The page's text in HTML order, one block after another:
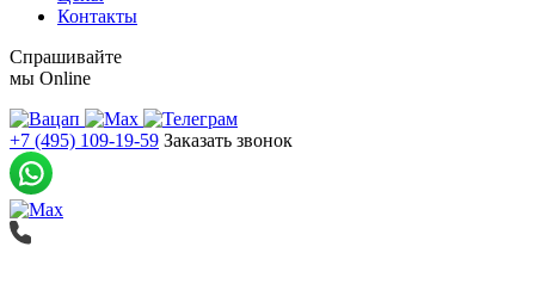
Контакты
Спрашивайте
мы Online
+7 (495) 109-19-59 Заказать звонок